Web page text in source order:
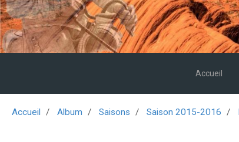
Accueil
Accueil Album Saisons Saison 2015-2016